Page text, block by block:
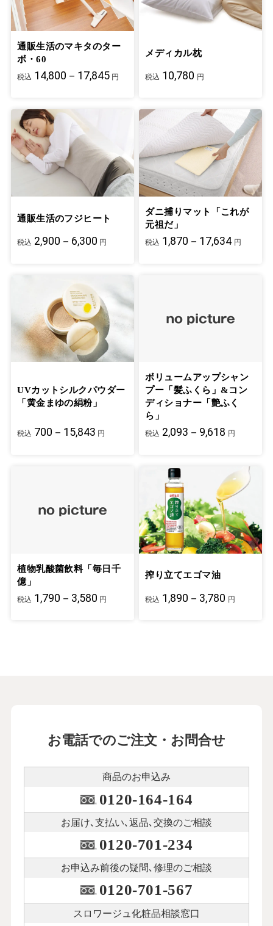
通販生活のマキタのター
ボ・60
税込 14,800－17,845 円
メディカル枕
税込 10,780 円
通販生活のフジヒート
税込 2,900－6,300 円
ダニ捕りマット「これが
元祖だ」
税込 1,870－17,634 円
UVカットシルクパウダー
「黄金まゆの絹粉」
税込 700－15,843 円
ボリュームアップシャン
プー「髪ふくら」&コン
ディショナー「艶ふく
ら」
税込 2,093－9,618 円
植物乳酸菌飲料「毎日千
億」
税込 1,790－3,580 円
搾り立てエゴマ油
税込 1,890－3,780 円
お電話でのご注文・お問合せ
商品のお申込み
0120-164-164
お届け､支払い､ 返品､交換のご相談
0120-701-234
お申込み前後の疑問､修理のご相談
0120-701-567
スロワージュ化粧品相談窓口